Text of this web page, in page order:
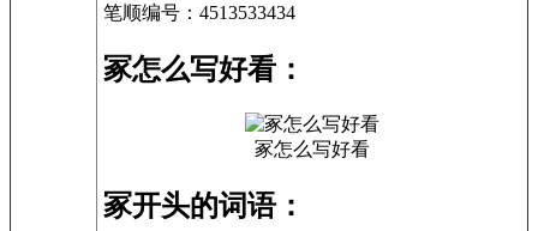
笔顺编号：4513533434
冢怎么写好看：
冢怎么写好看
冢开头的词语：